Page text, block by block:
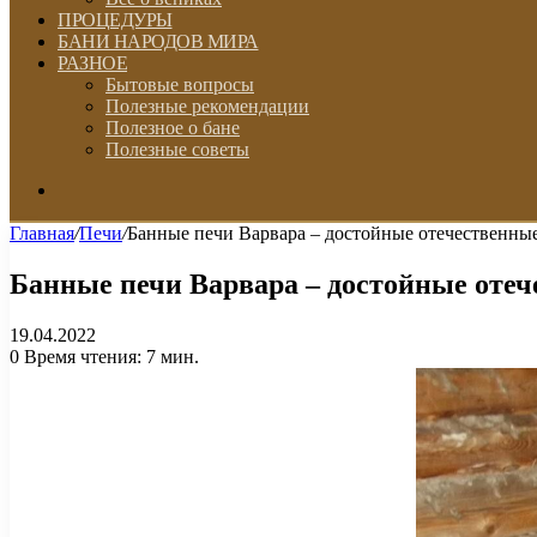
ПРОЦЕДУРЫ
БАНИ НАРОДОВ МИРА
РАЗНОЕ
Бытовые вопросы
Полезные рекомендации
Полезное о бане
Полезные советы
Главная/Печи/Банные печи Варвара – достойные
Банные печи Варвара – достойные
19.04.2022
0 Время чтения: 7 мин.